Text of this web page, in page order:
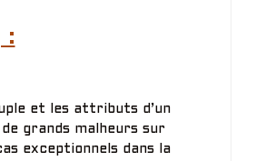
:
et les attributs d’un
grands malheurs sur
exceptionnels dans la